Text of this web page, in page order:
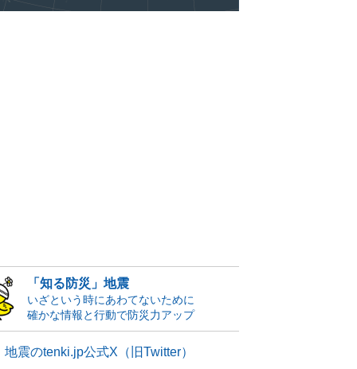
「知る防災」地震
いざという時にあわてないために
確かな情報と行動で防災力アップ
地震のtenki.jp公式X（旧Twitter）